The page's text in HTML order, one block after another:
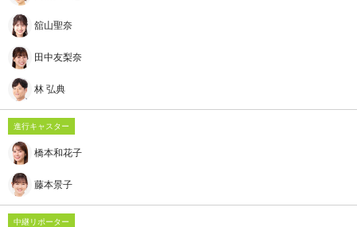
舘山聖奈
田中友梨奈
林 弘典
進行キャスター
橋本和花子
藤本景子
中継リポーター